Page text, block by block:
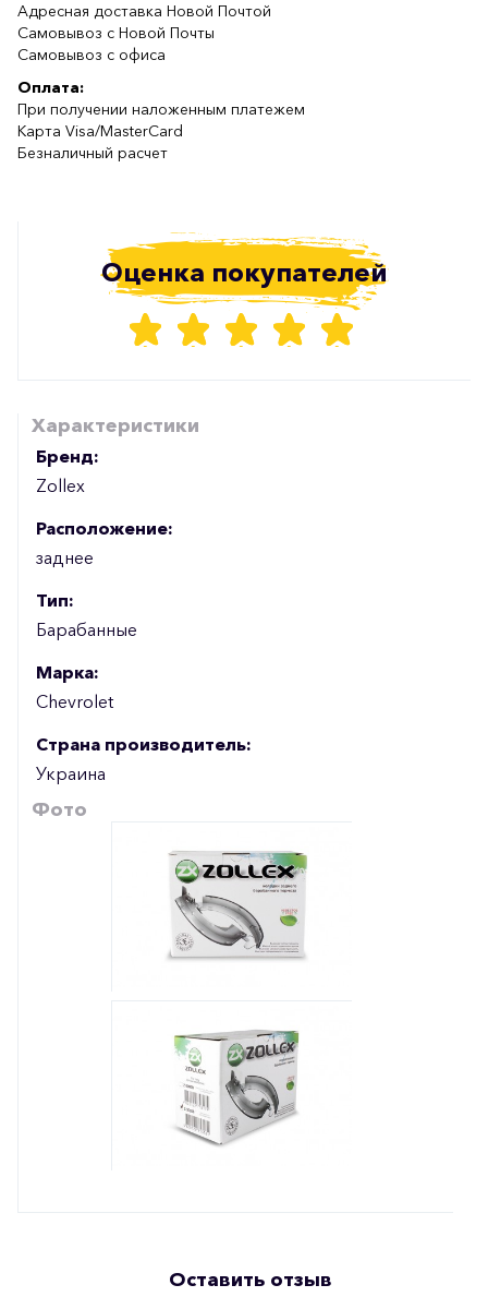
Адресная доставка Новой Почтой
Самовывоз с Новой Почты
Самовывоз с офиса
Оплата:
При получении наложенным платежем
Карта Visa/MasterCard
Безналичный расчет
Оценка покупателей
Характеристики
Бренд:
Zollex
Расположение:
заднее
Тип:
Барабанные
Марка:
Chevrolet
Страна производитель:
Украина
Фото
Оставить отзыв